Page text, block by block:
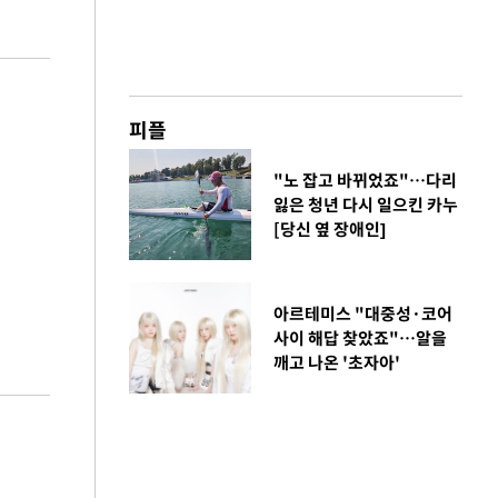
피플
"노 잡고 바뀌었죠"…다리
잃은 청년 다시 일으킨 카누
[당신 옆 장애인]
아르테미스 "대중성·코어
사이 해답 찾았죠"…알을
깨고 나온 '초자아'